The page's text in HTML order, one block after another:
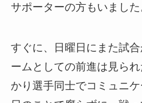
サポーターの方もいました
すぐに、日曜日にまた試
ームとしての前進は見ら
かり選手同士でコミュニ